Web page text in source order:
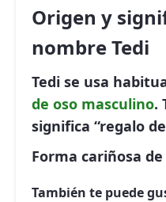
Origen y
nombre Tedi
Tedi se usa
de oso masculino.
significa “regalo
Forma cariñosa de
También te puede